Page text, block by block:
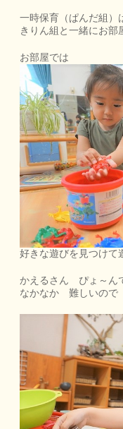
一時保育（ぱんだ組）
きりん組と一緒にお部
お部屋では
好きな遊びを見つけて
かえるさん ぴょ～ん
なかなか 難しいので